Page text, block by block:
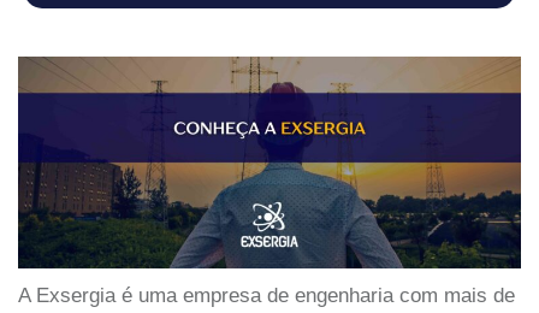
A Exsergia é uma empresa de engenharia com mais de